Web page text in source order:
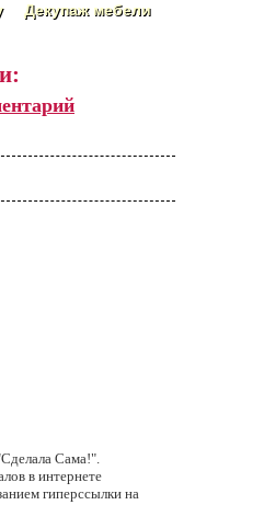
Декупаж мебели
Сама!".
в интернете
гиперссылки на